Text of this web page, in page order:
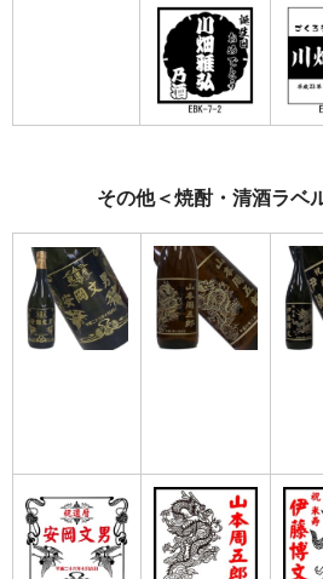
その他＜焼酎・清酒ラベ